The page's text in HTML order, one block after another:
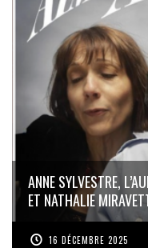
ANNE SYLVESTRE,
ET NATHALIE
16 DÉCEMBRE 2025